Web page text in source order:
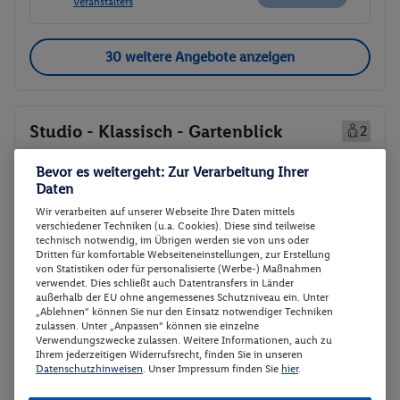
30 weitere Angebote anzeigen
Studio - Klassisch - Gartenblick
2
Buchen
Studio - Klassisch - Gartenblick
14.05. - 16.05.2027
Studio - Klassisch - Gartenblick
Ohne Verpflegung
p.P.
72.-
Gesamt 144 €
Veranstalter:TUI Deutschland GmbH
Weitere Informationen des
Buchen
Bevor es weitergeht: Zur Verarbeitung Ihrer
Daten
Wir verarbeiten auf unserer Webseite Ihre Daten mittels
verschiedener Techniken (u.a. Cookies). Diese sind teilweise
technisch notwendig, im Übrigen werden sie von uns oder
Dritten für komfortable Webseiteneinstellungen, zur Erstellung
von Statistiken oder für personalisierte (Werbe-) Maßnahmen
verwendet. Dies schließt auch Datentransfers in Länder
außerhalb der EU ohne angemessenes Schutzniveau ein. Unter
„Ablehnen“ können Sie nur den Einsatz notwendiger Techniken
zulassen. Unter „Anpassen“ können sie einzelne
Verwendungszwecke zulassen. Weitere Informationen, auch zu
Ihrem jederzeitigen Widerrufsrecht, finden Sie in unseren
Datenschutzhinweisen . Unser Impressum finden Sie hier.